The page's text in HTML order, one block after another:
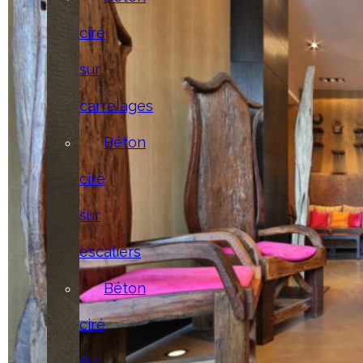
ciré
sur
carrelages
Béton
ciré
sur
escaliers
Béton
ciré